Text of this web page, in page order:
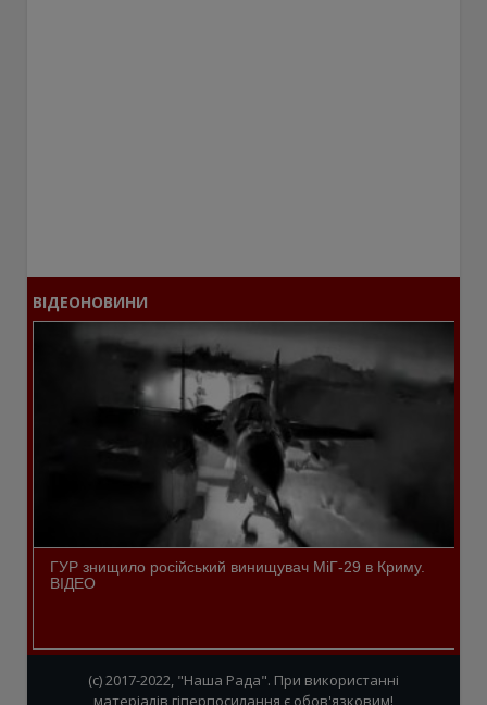
ВІДЕОНОВИНИ
ГУР знищило російський винищувач МіГ-29 в Криму.
ВІДЕО
(c) 2017-2022, "Наша Рада". При використанні
матеріалів гіперпосилання є обов'язковим!